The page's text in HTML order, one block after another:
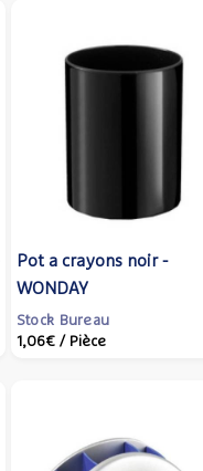
Pot a crayons noir -
WONDAY
Stock Bureau
1,06€ / Pièce